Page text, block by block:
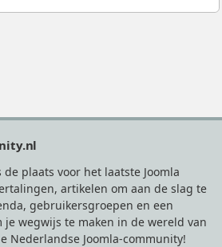
de plaats voor het laatste Joomla
artikelen om aan de slag te
gebruikersgroepen en een
wegwijs te maken in de wereld van
Nederlandse Joomla-community!